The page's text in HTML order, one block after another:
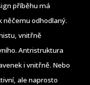
příběhu má
něčemu odhodlaný.
vnitřně
Antristruktura
i vnitřně. Nebo
ale naprosto